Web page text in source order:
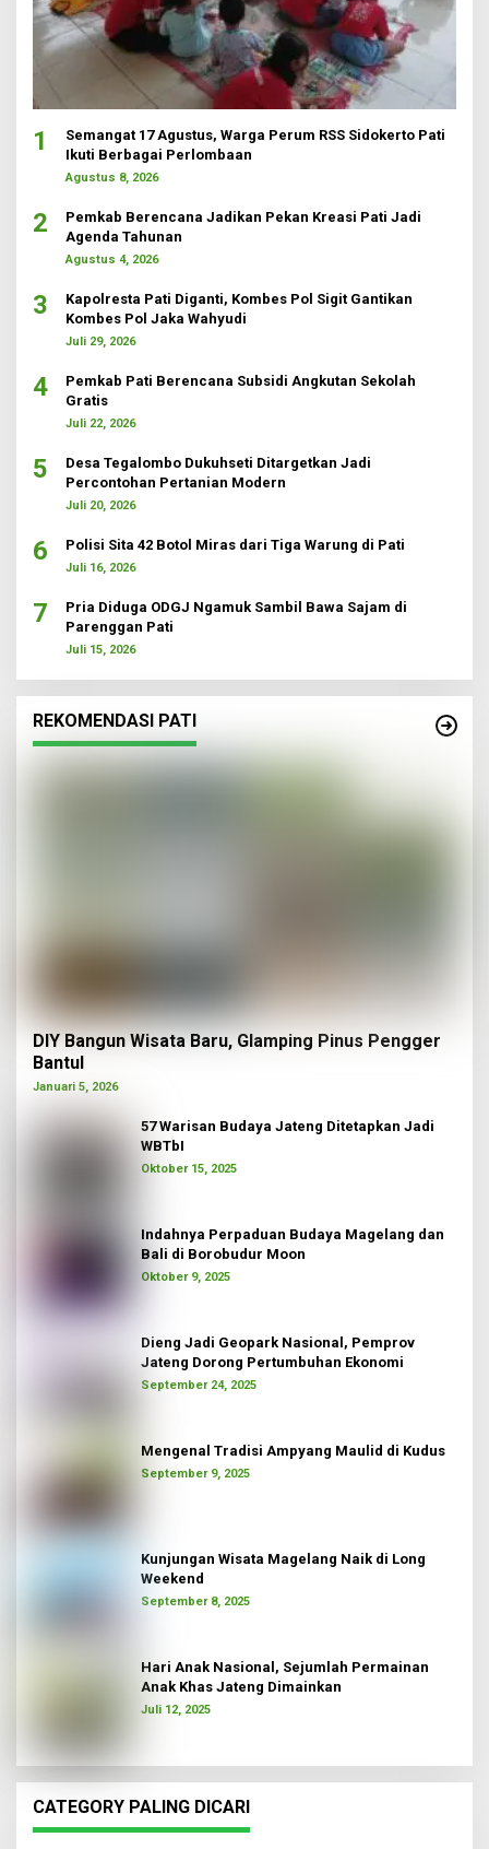
1
Semangat 17 Agustus, Warga Perum RSS Sidokerto Pati
Ikuti Berbagai Perlombaan
Agustus 8, 2026
2
Pemkab Berencana Jadikan Pekan Kreasi Pati Jadi
Agenda Tahunan
Agustus 4, 2026
3
Kapolresta Pati Diganti, Kombes Pol Sigit Gantikan
Kombes Pol Jaka Wahyudi
Juli 29, 2026
4
Pemkab Pati Berencana Subsidi Angkutan Sekolah
Gratis
Juli 22, 2026
5
Desa Tegalombo Dukuhseti Ditargetkan Jadi
Percontohan Pertanian Modern
Juli 20, 2026
6 Polisi Sita 42 Botol Miras dari Tiga Warung di Pati
Juli 16, 2026
7
Pria Diduga ODGJ Ngamuk Sambil Bawa Sajam di
Parenggan Pati
Juli 15, 2026
REKOMENDASI PATI
DIY Bangun Wisata Baru, Glamping Pinus Pengger
Bantul
Januari 5, 2026
57 Warisan Budaya Jateng Ditetapkan Jadi
WBTbI
Oktober 15, 2025
Indahnya Perpaduan Budaya Magelang dan
Bali di Borobudur Moon
Oktober 9, 2025
Dieng Jadi Geopark Nasional, Pemprov
Jateng Dorong Pertumbuhan Ekonomi
September 24, 2025
Mengenal Tradisi Ampyang Maulid di Kudus
September 9, 2025
Kunjungan Wisata Magelang Naik di Long
Weekend
September 8, 2025
Hari Anak Nasional, Sejumlah Permainan
Anak Khas Jateng Dimainkan
Juli 12, 2025
CATEGORY PALING DICARI